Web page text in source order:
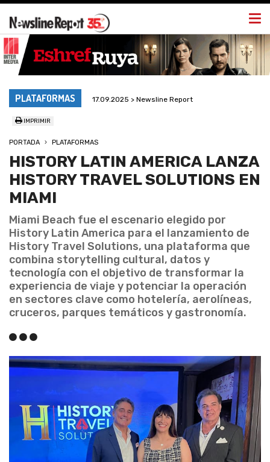
PLATAFORMAS 17.09.2025 > Newsline Report
IMPRIMIR
PORTADA PLATAFORMAS
HISTORY LATIN AMERICA LANZA
HISTORY TRAVEL SOLUTIONS EN
MIAMI
Miami Beach fue el escenario elegido por
History Latin America para el lanzamiento de
History Travel Solutions, una plataforma que
combina storytelling cultural, datos y
tecnología con el objetivo de transformar la
experiencia de viaje y potenciar la operación
en sectores clave como hotelería, aerolíneas,
cruceros, parques temáticos y gastronomía.